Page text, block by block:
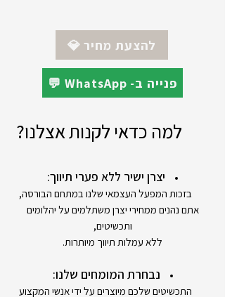
השרשרת או האורך בתיאום מולנו ובתוספת
💎 להצעת מחיר
💬 WhatsApp -פנייה ב
למה כדאי לקנות אצלנו?
יצרן ישיר ללא פערי תיווך:
בזכות המפעל העצמאי שלנו במתחם הבורסה,
אתם נהנים ממחירי יצרן משתלמים על יהלומים
ותכשיטים,
ללא עמלות תיווך מיותרות.
נבחרת המומחים שלנו:
התכשיטים שלכם מיוצרים על ידי אנשי המקצוע